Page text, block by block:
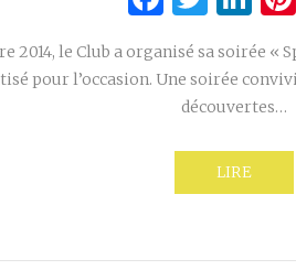
2014, le Club a organisé sa soirée «
pour l’occasion. Une soirée
découvertes…
LIRE